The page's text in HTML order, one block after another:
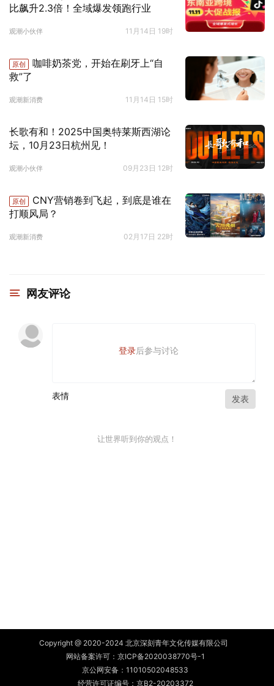
比飙升2.3倍！全域爆发领跑行业
观潮小伙伴 11月14日 19时
原创
咖啡奶茶党，开始在刷牙上“自
救”了
观潮新消费 11月14日 15时
长歌有和！2025中国奥特莱斯西湖论
坛，10月23日杭州见！
观潮小伙伴 09月23日 12时
原创
CNY营销卷到飞起，到底是谁在
打顺风局？
观潮新消费 02月17日 22时
网友评论
登录后参与讨论
表情 发表
让世界听到你的观点！
Copyright @ 2020-2024 北京深刻青年文化传媒有限公司
网站备案许可： 京ICP备2020038770号-1
京公网安备： 11010502048533
经营许可证编号：京B2-20203372